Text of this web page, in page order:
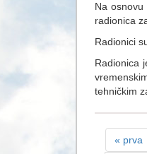
Na osnovu
radionica
Radionici
Radionica
tehničkim
« prva